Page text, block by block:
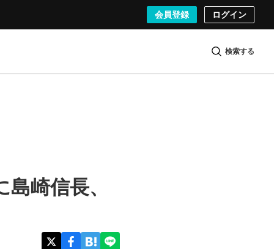
会員登録 ログイン
検索する
崎信長、